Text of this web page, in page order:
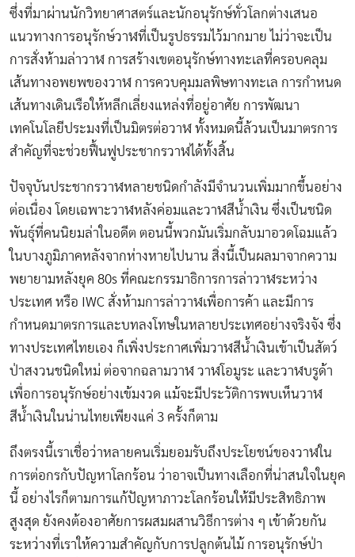
ซึ่งที่มาผ่านนักวิทยาศาสตร์และนักอนุรักษ์ทั่วโลกต่างเสนอ
แนวทางการอนุรักษ์วาฬที่เป็นรูปธรรมไว้มากมาย ไม่ว่าจะเป็น
การสั่งห้ามล่าวาฬ การสร้างเขตอนุรักษ์ทางทะเลที่ครอบคลุม
เส้นทางอพยพของวาฬ การควบคุมมลพิษทางทะเล การกำหนด
เส้นทางเดินเรือให้หลีกเลี่ยงแหล่งที่อยู่อาศัย การพัฒนา
เทคโนโลยีประมงที่เป็นมิตรต่อวาฬ ทั้งหมดนี้ล้วนเป็นมาตรการ
สำคัญที่จะช่วยฟื้นฟูประชากรวาฬได้ทั้งสิ้น
ปัจจุบันประชากรวาฬหลายชนิดกำลังมีจำนวนเพิ่มมากขึ้นอย่าง
ต่อเนื่อง โดยเฉพาะวาฬหลังค่อมและวาฬสีน้ำเงิน ซึ่งเป็นชนิด
พันธุ์ที่คนนิยมล่าในอดีต ตอนนี้พวกมันเริ่มกลับมาอวดโฉมแล้ว
ในบางภูมิภาคหลังจากห่างหายไปนาน สิ่งนี้เป็นผลมาจากความ
พยายามหลังยุค 80s ที่คณะกรรมาธิการการล่าวาฬระหว่าง
ประเทศ หรือ IWC สั่งห้ามการล่าวาฬเพื่อการค้า และมีการ
กำหนดมาตรการและบทลงโทษในหลายประเทศอย่างจริงจัง ซึ่ง
ทางประเทศไทยเอง ก็เพิ่งประกาศเพิ่มวาฬสีน้ำเงินเข้าเป็นสัตว์
ป่าสงวนชนิดใหม่ ต่อจากฉลามวาฬ วาฬโอมูระ และวาฬบรูด้า
เพื่อการอนุรักษ์อย่างเข้มงวด แม้จะมีประวัติการพบเห็นวาฬ
สีน้ำเงินในน่านไทยเพียงแค่ 3 ครั้งก็ตาม
ถึงตรงนี้เราเชื่อว่าหลายคนเริ่มยอมรับถึงประโยชน์ของวาฬใน
การต่อกรกับปัญหาโลกร้อน ว่าอาจเป็นทางเลือกที่น่าสนใจ ในยุค
นี้ อย่างไรก็ตามการแก้ปัญหาภาวะโลกร้อนให้มีประสิทธิภาพ
สูงสุด ยังคงต้องอาศัยการผสมผสานวิธีการต่าง ๆ เข้าด้วยกัน
ระหว่างที่เราให้ความสำคัญกับการปลูกต้นไม้ การอนุรักษ์ป่า